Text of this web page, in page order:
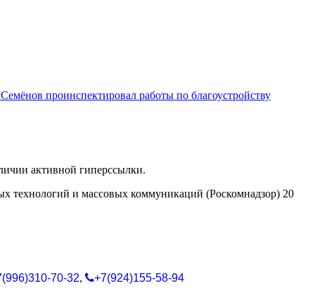
проинспектировал работы по благоустройству
активной гиперссылки.
технологий и массовых коммуникаций (Роскомнадзор) 20
70-32, +7(924)155-58-94